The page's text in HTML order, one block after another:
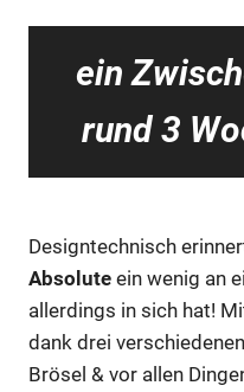
ein
rund 3
Designtechnisch
Absolute ein wenig an
allerdings in sich hat!
dank drei
Brösel & vor allen